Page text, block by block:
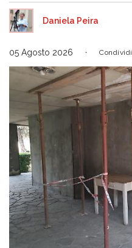
Daniela Peira
05 Agosto 2026 Condividi